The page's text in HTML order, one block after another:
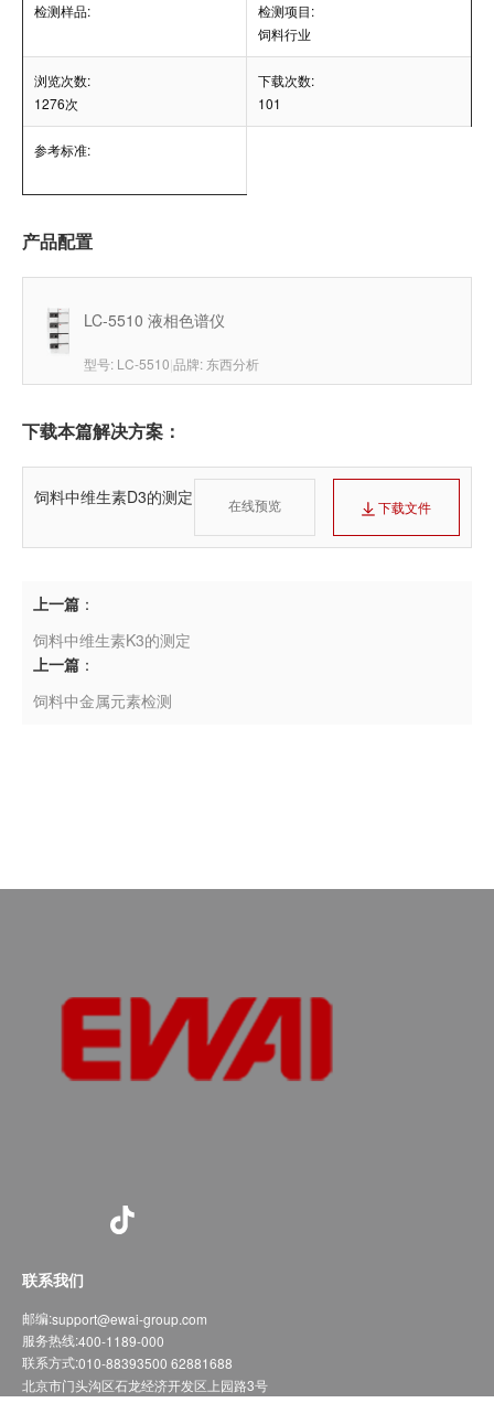
检测样品:
检测项目:
饲料行业
浏览次数:
1276次
下载次数:
101
参考标准:
产品配置
LC-5510 液相色谱仪
型号: LC-5510 品牌: 东西分析
下载本篇解决方案：
饲料中维生素D3的测定 在线预览 下载文件
上一篇 ：
饲料中维生素K3的测定
上一篇 ：
饲料中金属元素检测
联系我们
邮编:support@ewai-group.com
服务热线:400-1189-000
联系方式:010-88393500 62881688
北京市门头沟区石龙经济开发区上园路3号